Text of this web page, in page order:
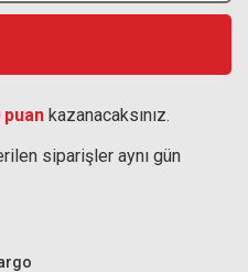
puan kazanacaksınız.
siparişler aynı gün